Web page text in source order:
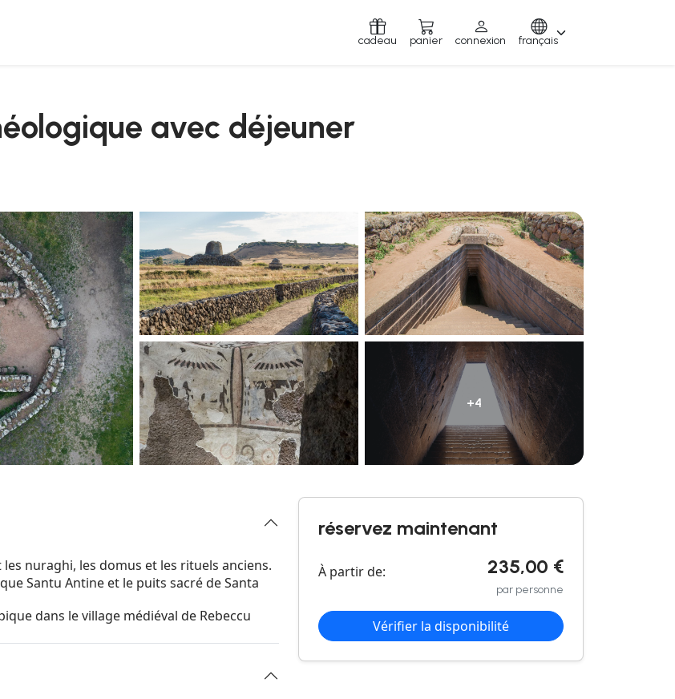
cadeau panier connexion français
avec déjeuner
+4
nuraghi, les domus et les rituels anciens.
Santu Antine et le puits sacré de Santa
dans le village médiéval de Rebeccu
réservez maintenant
À partir de: 235,00 €
par personne
Vérifier la disponibilité